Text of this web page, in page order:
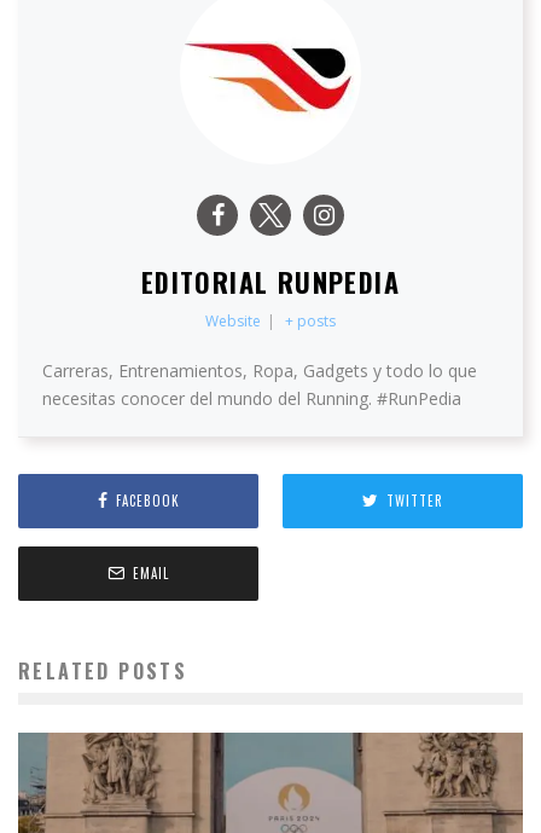
EDITORIAL RUNPEDIA
Website | + posts
Carreras, Entrenamientos, Ropa, Gadgets y todo lo que
necesitas conocer del mundo del Running. #RunPedia
FACEBOOK TWITTER
EMAIL
RELATED POSTS